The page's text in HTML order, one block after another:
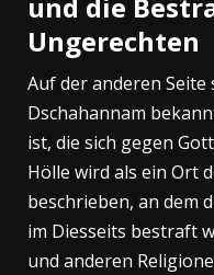
Ungerechten
Auf der anderen Seite
Dschahannam
ist, die sich gegen
Hölle wird als ein Ort
beschrieben, an dem
im Diesseits bestraft
und anderen